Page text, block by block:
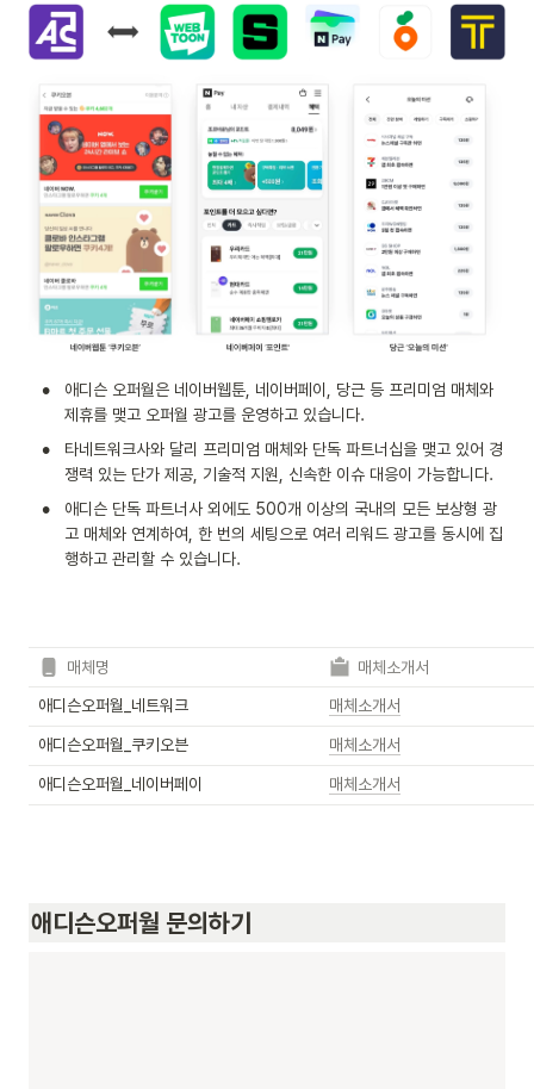
•
애디슨 오퍼월은 네이버웹툰, 네이버페이, 당근 등 프리미엄 매체와
제휴를 맺고 오퍼월 광고를 운영하고 있습니다.
•
타네트워크사와 달리 프리미엄 매체와 단독 파트너십을 맺고 있어 경
쟁력 있는 단가 제공, 기술적 지원, 신속한 이슈 대응이 가능합니다.
•
애디슨 단독 파트너사 외에도 500개 이상의 국내의 모든 보상형 광
고 매체와 연계하여, 한 번의 세팅으로 여러 리워드 광고를 동시에 집
행하고 관리할 수 있습니다.
매체명 매체소개서
애디슨오퍼월_네트워크 매체소개서
애디슨오퍼월_쿠키오븐 매체소개서
애디슨오퍼월_네이버페이 매체소개서
애디슨오퍼월 문의하기